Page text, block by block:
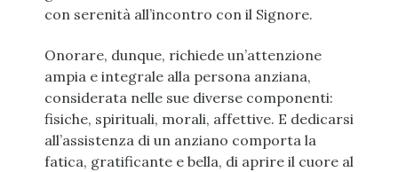
con serenità all’incontro con il Signore.
Onorare, dunque, richiede un’attenzione
ampia e integrale alla persona anziana,
considerata nelle sue diverse componenti:
fisiche, spirituali, morali, affettive. E dedicarsi
all’assistenza di un anziano comporta la
fatica, gratificante e bella, di aprire il cuore al